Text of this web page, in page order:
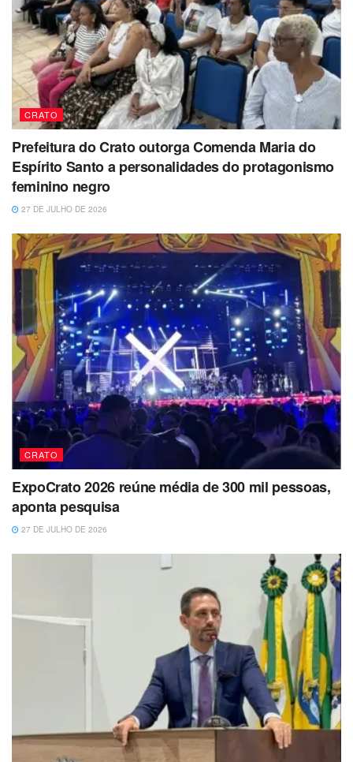
CRATO
Prefeitura do Crato outorga Comenda Maria do
Espírito Santo a personalidades do protagonismo
feminino negro
27 DE JULHO DE 2026
CRATO
ExpoCrato 2026 reúne média de 300 mil pessoas,
aponta pesquisa
27 DE JULHO DE 2026